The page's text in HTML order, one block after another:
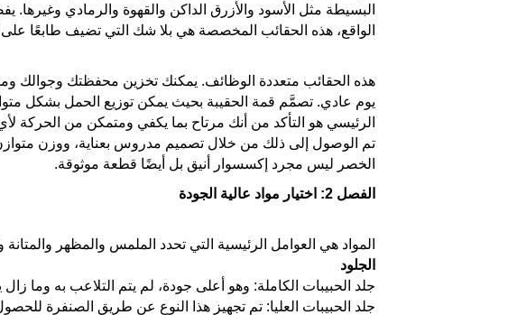
البسيطة مثل الأسود والأزرق الداكن والقهوة والرمادي
الواقع، هذه الحقائب المخصصة هي بلا شك التي تضيف طابعًا على
هذه الحقائب متعددة الوظائف. يمكنك تخزين محفظتك وجوالك
يوم عادي. تصمَّم قمة الحقيبة بحيث يمكن توزيع الحمل بشكل
الرئيسي هو التأكد من أنك مرتاح بما يكفي ومتمكن من الحركة
تم الوصول إلى ذلك من خلال تصميم مدروس بعناية، ووزن
الخصر ليس مجرد إكسسوار أنيق بل أيضًا قطعة موثوقة.
الفصل 2: اختيار مواد عالية الجودة
المواد هي العوامل الرئيسية التي تحدد الملمس والمظهر والمتانة
الجلود
جلد الحبيبات الكاملة: وهو أعلى جودة، لم يتم التلاعب به وما
جلد الحبيبات العليا: تم تجهيز هذا النوع عن طريق الصنفرة